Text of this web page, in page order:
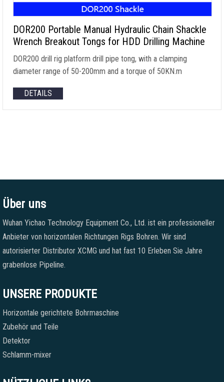
DOR200 Portable Manual Hydraulic Chain Shackle
Wrench Breakout Tongs for HDD Drilling Machine
DOR200 drill rig platform drill pipe tong, with a clamping
diameter range of 50-200mm and a torque of 50KN.m
DETAILS
Über uns
Wuhan Yichao Technology Equipment Co., Ltd. ist ein professioneller
Anbieter von horizontalen Richtungen Rigs Bohren. Wir sind
autorisierter Distributor XCMG und hat fast 10 Erleben Sie Jahre
grabenlose Pipeline.
UNSERE PRODUKTE
Horizontale gerichtete Bohrmaschine
Zubehör und Teile
Detektor
Schlamm-mixer